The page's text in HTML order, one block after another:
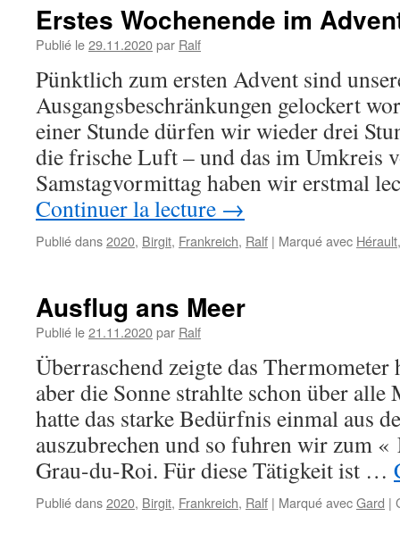
Erstes Wochenende im
Publié le29.11.2020par Ralf
Pünktlich zum ersten Advent sind
Ausgangsbeschränkungen gelockert
einer Stunde dürfen wir wieder drei
die frische Luft – und das im Umkreis
Samstagvormittag haben wir erstmal
Continuer la lecture →
Publié dans2020, Birgit, Frankreich, Ralf | Marqué avec Hérault
Ausflug ans Meer
Publié le21.11.2020par Ralf
Überraschend zeigte das Thermometer
aber die Sonne strahlte schon über alle
hatte das starke Bedürfnis einmal aus
auszubrechen und so fuhren wir zum
Grau-du-Roi. Für diese Tätigkeit ist …
Publié dans2020, Birgit, Frankreich, Ralf | Marqué avecGard |